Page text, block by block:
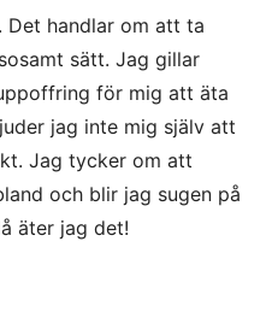
handlar om att ta
sätt. Jag gillar
för mig att äta
jag inte mig själv att
Jag tycker om att
och blir jag sugen på
äter jag det!